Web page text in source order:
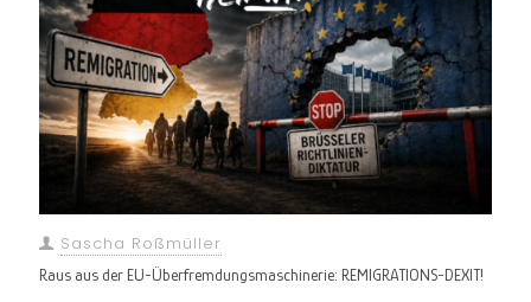
Sascha Roßmüller
Raus aus der EU-Überfremdungsmaschinerie: REMIGRATIONS-DEXIT!